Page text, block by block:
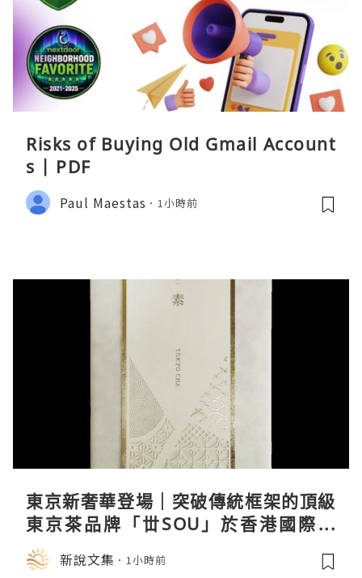
Risks of Buying Old Gmail Account
s | PDF
Paul Maestas 1小時前
東京新奢華登場｜突破傳統框架的頂級
東京茶品牌「丗SOU」於香港國際茶
展首度亮相
新說文集 1小時前